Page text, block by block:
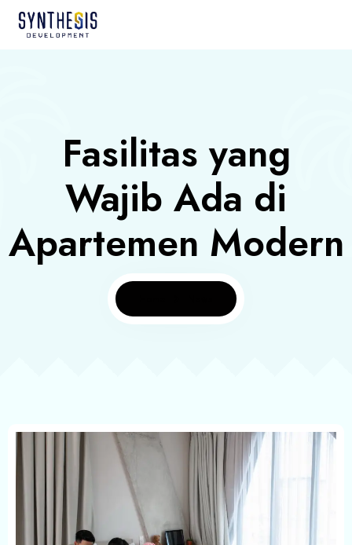
Fasilitas yang
Wajib Ada di
Apartemen Modern